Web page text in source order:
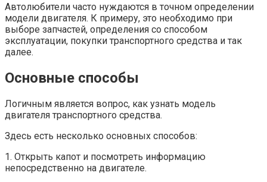
Автолюбители часто нуждаются в точном определении
модели двигателя. К примеру, это необходимо при
выборе запчастей, определения со способом
эксплуатации, покупки транспортного средства и так
далее.
Основные способы
Логичным является вопрос, как узнать модель
двигателя транспортного средства.
Здесь есть несколько основных способов:
1. Открыть капот и посмотреть информацию
непосредственно на двигателе.